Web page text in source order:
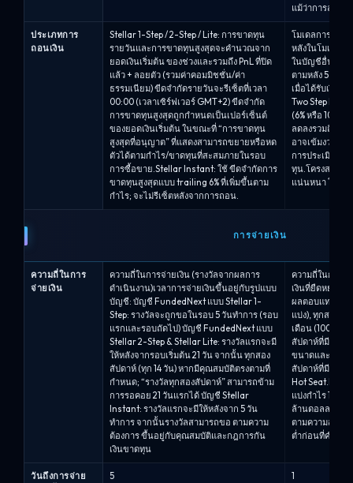
แม้ว่าการละเมิ
ประเภทการ
ถอนเงิน
Stellar 1-Step / 2-Step / Lite: การขาดทุน
รายวันและการขาดทุนสูงสุดจะคำนวณจาก
ยอดเงินเริ่มต้น ของช่วงและรวมถึง PnL ที่ปิด
แล้ว + ลอยตัว (รวมค่าคอมมิชชั่น/ค่า
ธรรมเนียม) ขีดจำกัดรายวันจะรีเซ็ตที่เวลา
00:00 (เวลาเซิร์ฟเวอร์ GMT+2) ขีดจำกัด
การขาดทุนสูงสุดถูกกำหนดเป็นเปอร์เซ็นต์
ของยอดเงินเริ่มต้น ในขณะที่ “การขาดทุน
สูงสุดที่อนุญาต” ที่แสดงสามารถขยายหรือหด
ตัวได้ตามกำไร/ขาดทุนที่สะสมภายในรอบ
การซื้อขาย.Stellar Instant: ใช้ ขีดจำกัดการ
ขาดทุนสูงสุดแบบ trailing 6% ที่เพิ่มขึ้นตาม
กำไร; จะไม่รีเซ็ตหลังจากการถอน.
โมเดลการลดล
หลังในโมเดล
ในบัญชีอื่น ๆ.จุ
ตามหลัง 5% บว
เมื่อได้รับเงินทุ
Two Step Pro
(6% หรือ 10%)
ลดลงรวมถึงทั้ง
อาจเข้มงวดมา
การประเมิน ดัง
ทุน.โครงสร้าง
แน่นหนา โดยเ
การจ่ายเงิน
ความถี่ในการ
จ่ายเงิน
ความถี่ในการจ่ายเงิน (รางวัลจากผลการ
ดำเนินงาน)เวลาการจ่ายเงินขึ้นอยู่กับรูปแบบ
บัญชี: บัญชี FundedNext แบบ Stellar 1-
Step: รางวัลจะถูกขอในรอบ 5 วันทำการ (รอบ
แรกและรอบถัดไป) บัญชี FundedNext แบบ
Stellar 2-Step & Stellar Lite: รางวัลแรกจะมี
ให้หลังจากรอบเริ่มต้น 21 วัน จากนั้น ทุกสอง
สัปดาห์ (ทุก 14 วัน) หากมีคุณสมบัติตรงตามที่
กำหนด; “รางวัลทุกสองสัปดาห์” สามารถข้าม
การรอคอย 21 วันแรกได้ บัญชี Stellar
Instant: รางวัลแรกจะมีให้หลังจาก 5 วัน
ทำการ จากนั้นรางวัลสามารถขอ ตามความ
ต้องการ ขึ้นอยู่กับคุณสมบัติและกฎการกัน
เงินขาดทุน
ความถี่ในการจ่
เงินที่ยืดหยุ่นซึ่ง
ผลตอบแทน.One
แบ่ง), ทุกสองสัป
เดือน
สัปดาห์ที่มีการแ
ขนาดและ Hot
สัปดาห์ที่มีการแ
Hot Seat.Hot
แบ่งกำไร
ล้านดอลลาร์.ร
ตามความสม่ำ
ต่ำก่อนที่คำขอ
วันถึงการจ่าย
5 1